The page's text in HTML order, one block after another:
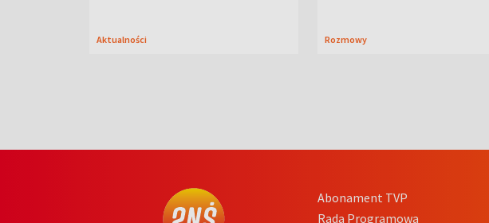
Aktualności Rozmowy
Abonament TVP
Rada Programowa